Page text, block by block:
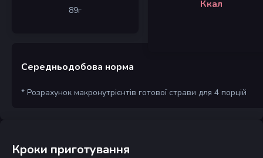
89г Ккал
Середньодобова норма
* Розрахунок макронутрієнтів готової страви для 4 порцій
Кроки приготування